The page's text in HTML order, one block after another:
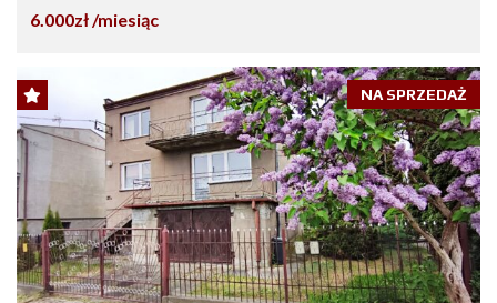
6.000zł /miesiąc
NA SPRZEDAŻ